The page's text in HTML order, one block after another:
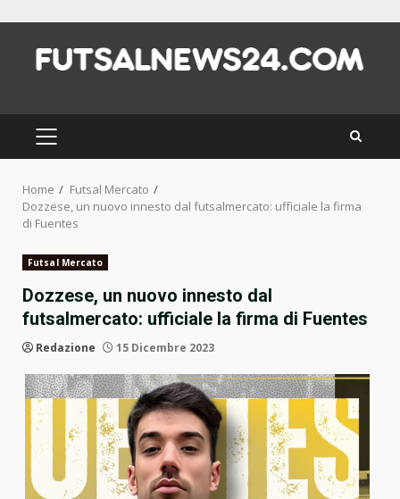
content
PRIMARY
MENU
Home
Futsal Mercato
Dozzese, un nuovo innesto dal futsalmercato: ufficiale la firma
di Fuentes
Futsal Mercato
Dozzese, un nuovo innesto dal
futsalmercato: ufficiale la firma di Fuentes
Redazione 15 Dicembre 2023